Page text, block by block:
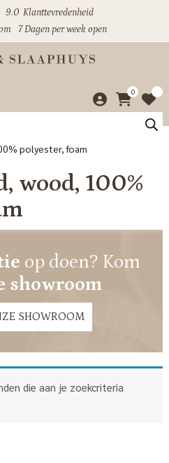
9.0 Klanttevredenheid
7 Dagen per week open
0
polyester, foam
wood, 100%
op doen? Kom
showroom
SHOWROOM
die aan je zoekcriteria